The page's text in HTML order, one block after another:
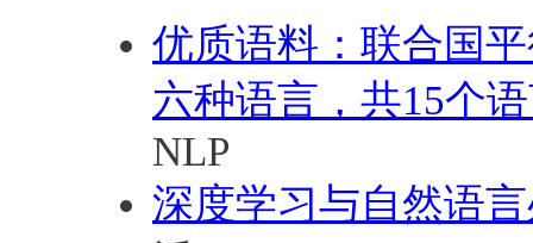
优质语料：联合国
六种语言，共15个
NLP
深度学习与自然语